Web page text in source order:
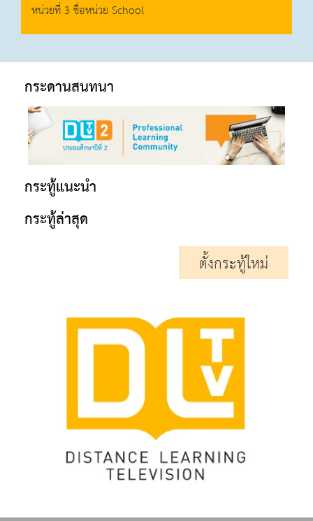
หน่วยที่ 3 ชื่อหน่วย School
กระดานสนทนา
กระทู้แนะนำ
กระทู้ล่าสุด
ตั้งกระทู้ใหม่